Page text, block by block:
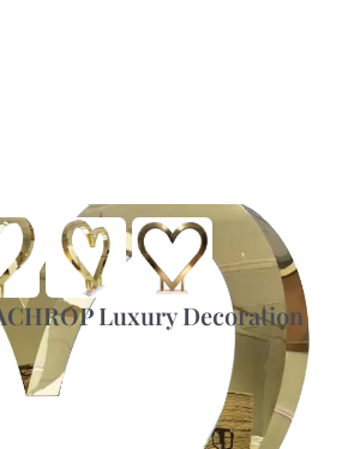
Luxury Decoration